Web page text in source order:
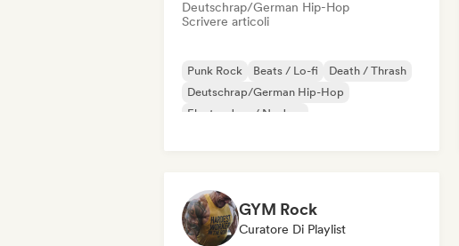
Deutschrap/German Hip-Hop
Scrivere articoli
Punk Rock Beats / Lo-fi
Death / Thrash
Deutschrap/German Hip-Hop
Electro Jazz / Nu Jazz
GYM Rock
Curatore Di Playlist